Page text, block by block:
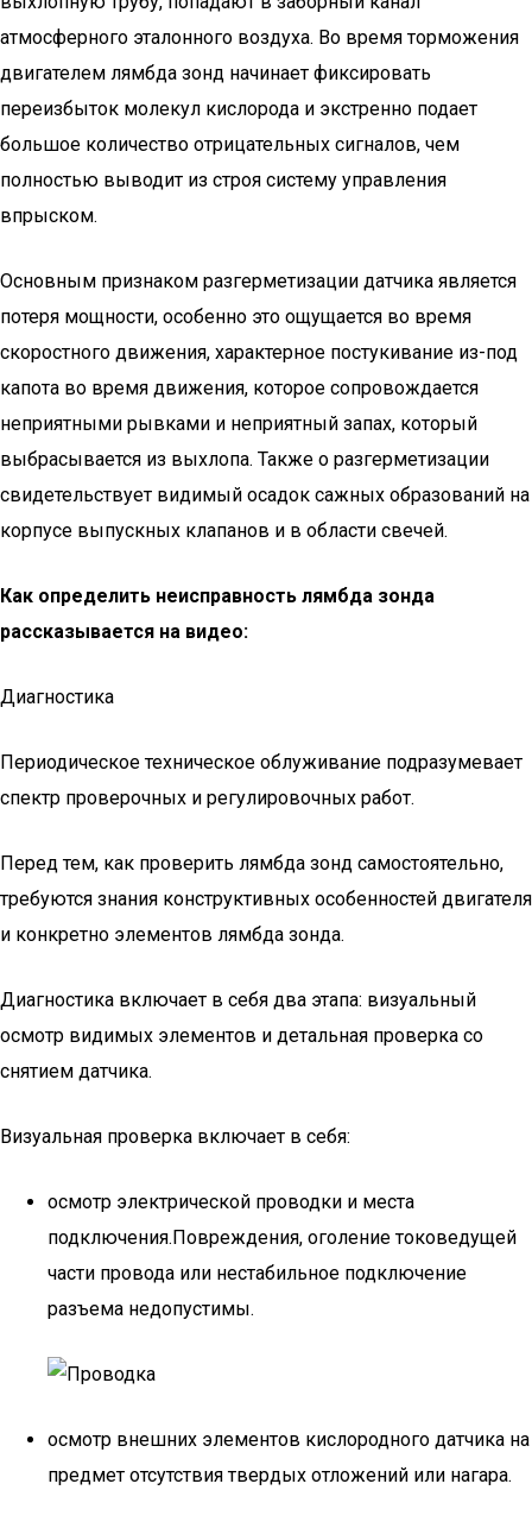
атмосферного эталонного воздуха. Во время торможения
двигателем лямбда зонд начинает фиксировать
переизбыток молекул кислорода и экстренно подает
большое количество отрицательных сигналов, чем
полностью выводит из строя систему управления
впрыском.
Основным признаком разгерметизации датчика является
потеря мощности, особенно это ощущается во время
скоростного движения, характерное постукивание из-под
капота во время движения, которое сопровождается
неприятными рывками и неприятный запах, который
выбрасывается из выхлопа. Также о разгерметизации
свидетельствует видимый осадок сажных образований на
корпусе выпускных клапанов и в области свечей.
Как определить неисправность лямбда зонда
рассказывается на видео:
Диагностика
Периодическое техническое облуживание подразумевает
спектр проверочных и регулировочных работ.
Перед тем, как проверить лямбда зонд самостоятельно,
требуются знания конструктивных особенностей двигателя
и конкретно элементов лямбда зонда.
Диагностика включает в себя два этапа: визуальный
осмотр видимых элементов и детальная проверка со
снятием датчика.
Визуальная проверка включает в себя:
осмотр электрической проводки и места
подключения.Повреждения, оголение токоведущей
части провода или нестабильное подключение
разъема недопустимы.
осмотр внешних элементов кислородного датчика на
предмет отсутствия твердых отложений или нагара.